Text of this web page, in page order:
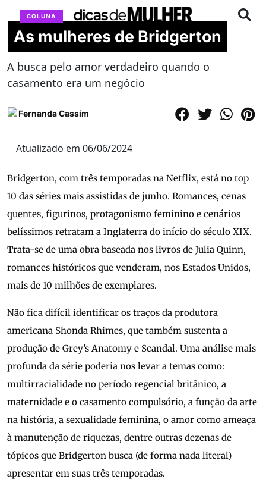
COLUNA
As mulheres de Bridgerton
A busca pelo amor verdadeiro quando o
casamento era um negócio
Fernanda Cassim
Atualizado em 06/06/2024
Bridgerton, com três temporadas na Netflix, está no top
10 das séries mais assistidas de junho. Romances, cenas
quentes, figurinos, protagonismo feminino e cenários
belíssimos retratam a Inglaterra do início do século XIX.
Trata-se de uma obra baseada nos livros de Julia Quinn,
romances históricos que venderam, nos Estados Unidos,
mais de 10 milhões de exemplares.
Não fica difícil identificar os traços da produtora
americana Shonda Rhimes, que também sustenta a
produção de Grey’s Anatomy e Scandal. Uma análise mais
profunda da série poderia nos levar a temas como:
multirracialidade no período regencial britânico, a
maternidade e o casamento compulsório, a função da arte
na história, a sexualidade feminina, o amor como ameaça
à manutenção de riquezas, dentre outras dezenas de
tópicos que Bridgerton busca (de forma nada literal)
apresentar em suas três temporadas.